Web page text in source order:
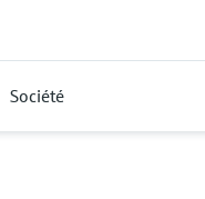
Société